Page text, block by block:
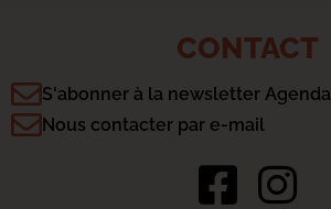
CONTACT
S'abonner à la newsletter Agenda
Nous contacter par e-mail